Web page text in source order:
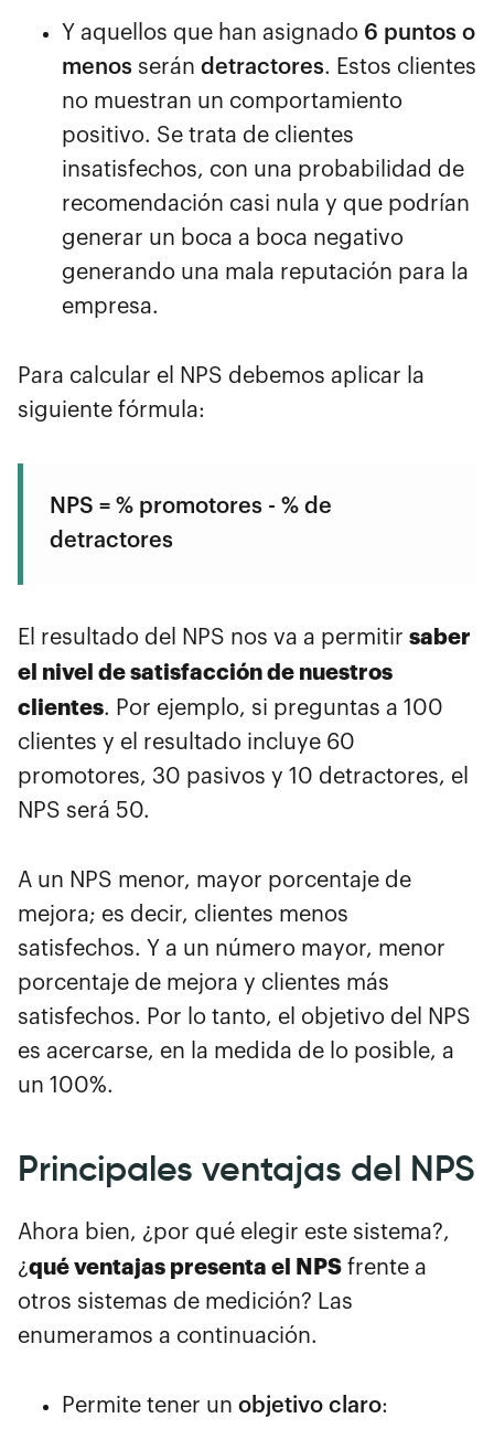
Y aquellos que han asignado 6 puntos o
menos serán detractores. Estos clientes
no muestran un comportamiento
positivo. Se trata de clientes
insatisfechos, con una probabilidad de
recomendación casi nula y que podrían
generar un boca a boca negativo
generando una mala reputación para la
empresa.
Para calcular el NPS debemos aplicar la
siguiente fórmula:
NPS = % promotores - % de
detractores
El resultado del NPS nos va a permitir saber
el nivel de satisfacción de nuestros
clientes. Por ejemplo, si preguntas a 100
clientes y el resultado incluye 60
promotores, 30 pasivos y 10 detractores, el
NPS será 50.
A un NPS menor, mayor porcentaje de
mejora; es decir, clientes menos
satisfechos. Y a un número mayor, menor
porcentaje de mejora y clientes más
satisfechos. Por lo tanto, el objetivo del NPS
es acercarse, en la medida de lo posible, a
un 100%.
Principales ventajas del NPS
Ahora bien, ¿por qué elegir este sistema?,
¿qué ventajas presenta el NPS frente a
otros sistemas de medición? Las
enumeramos a continuación.
Permite tener un objetivo claro: